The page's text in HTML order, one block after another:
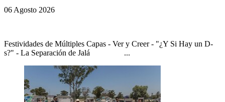
06 Agosto 2026
Festividades de Múltiples Capas - Ver y Creer - "¿Y Si Hay un D-
s?" - La Separación de Jalá ...